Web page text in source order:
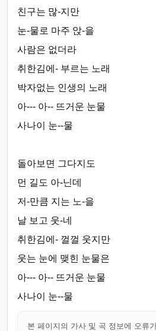
친구는 많-지만
눈-물로 마주 앉-을
사람은 없더라
취한김에- 부르는 노래
박자없는 인생의 노래
아--- 아-- 뜨거운 눈물
사나이 눈--물
돌아보면 그다지도
먼 길도 아-닌데
저-만큼 지는 노-을
날 보고 웃-네
취한김에- 껄껄 웃지만
웃는 눈에 맺힌 눈물은
아--- 아-- 뜨거운 눈물
사나이 눈--물
본 페이지의 가사 및 곡 정보에 오류